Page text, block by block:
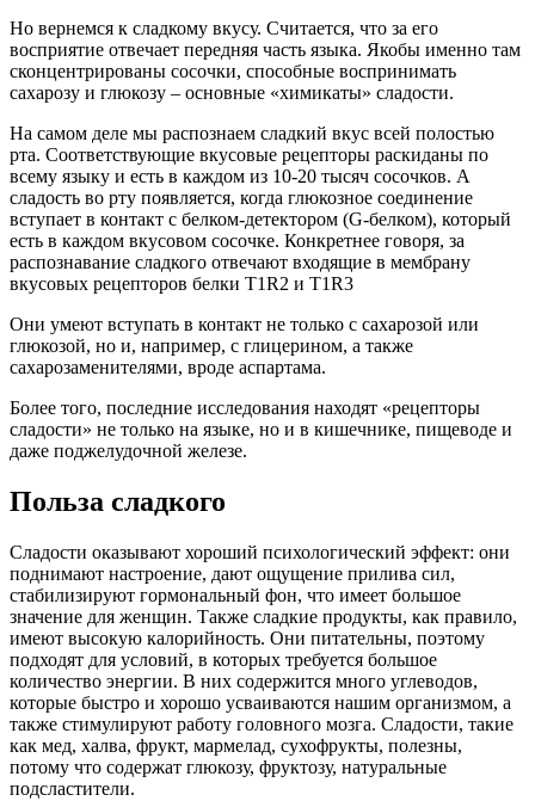
Но вернемся к сладкому вкусу. Считается, что за его
восприятие отвечает передняя часть языка. Якобы именно там
сконцентрированы сосочки, способные воспринимать
сахарозу и глюкозу – основные «химикаты» сладости.
На самом деле мы распознаем сладкий вкус всей полостью
рта. Соответствующие вкусовые рецепторы раскиданы по
всему языку и есть в каждом из 10-20 тысяч сосочков. А
сладость во рту появляется, когда глюкозное соединение
вступает в контакт с белком-детектором (G-белком), который
есть в каждом вкусовом сосочке. Конкретнее говоря, за
распознавание сладкого отвечают входящие в мембрану
вкусовых рецепторов белки T1R2 и T1R3
Они умеют вступать в контакт не только с сахарозой или
глюкозой, но и, например, с глицерином, а также
сахарозаменителями, вроде аспартама.
Более того, последние исследования находят «рецепторы
сладости» не только на языке, но и в кишечнике, пищеводе и
даже поджелудочной железе.
Польза сладкого
Сладости оказывают хороший психологический эффект: они
поднимают настроение, дают ощущение прилива сил,
стабилизируют гормональный фон, что имеет большое
значение для женщин. Также сладкие продукты, как правило,
имеют высокую калорийность. Они питательны, поэтому
подходят для условий, в которых требуется большое
количество энергии. В них содержится много углеводов,
которые быстро и хорошо усваиваются нашим организмом, а
также стимулируют работу головного мозга. Сладости, такие
как мед, халва, фрукт, мармелад, сухофрукты, полезны,
потому что содержат глюкозу, фруктозу, натуральные
подсластители.